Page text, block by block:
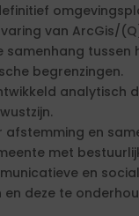
van ArcGis/
samenhang
begrenzingen.
analytisch
afstemming en
met
en
deze te